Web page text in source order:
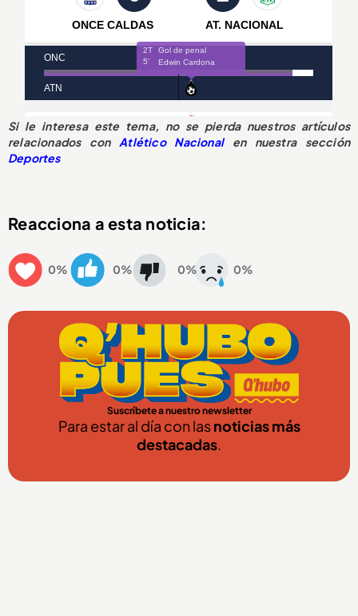
Si le interesa este tema, no se pierda nuestros artículos
relacionados con Atlético Nacional en nuestra sección
Deportes
Reacciona a esta noticia:
0% 0% 0% 0%
Suscríbete a nuestro newsletter
Para estar al día con lasnoticias más
destacadas.